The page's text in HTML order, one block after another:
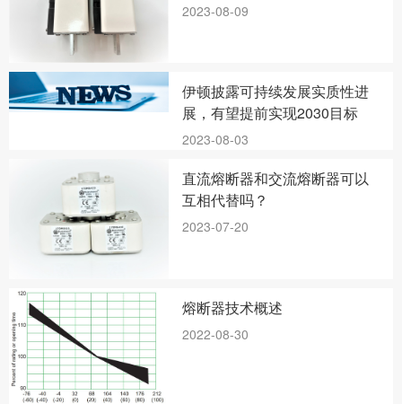
2023-08-09
伊顿披露可持续发展实质性进
展，有望提前实现2030目标
2023-08-03
直流熔断器和交流熔断器可以
互相代替吗？
2023-07-20
熔断器技术概述
2022-08-30